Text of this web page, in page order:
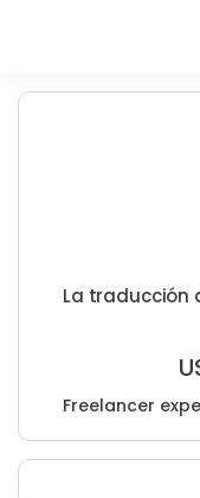
La traducción
Freelancer